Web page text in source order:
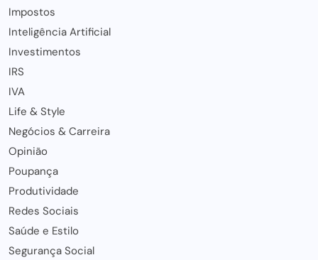
Impostos
Inteligência Artificial
Investimentos
IRS
IVA
Life & Style
Negócios & Carreira
Opinião
Poupança
Produtividade
Redes Sociais
Saúde e Estilo
Segurança Social